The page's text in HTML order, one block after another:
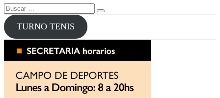
Buscar
por:
Buscar
TURNO TENIS